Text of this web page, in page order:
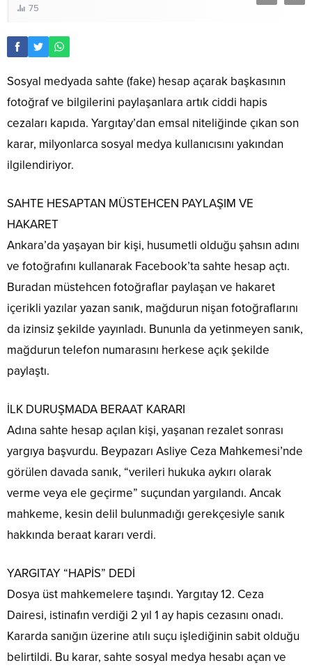
75
Sosyal medyada sahte (fake) hesap açarak başkasının
fotoğraf ve bilgilerini paylaşanlara artık ciddi hapis
cezaları kapıda. Yargıtay’dan emsal niteliğinde çıkan son
karar, milyonlarca sosyal medya kullanıcısını yakından
ilgilendiriyor.
SAHTE HESAPTAN MÜSTEHCEN PAYLAŞIM VE
HAKARET
Ankara’da yaşayan bir kişi, husumetli olduğu şahsın adını
ve fotoğrafını kullanarak Facebook’ta sahte hesap açtı.
Buradan müstehcen fotoğraflar paylaşan ve hakaret
içerikli yazılar yazan sanık, mağdurun nişan fotoğraflarını
da izinsiz şekilde yayınladı. Bununla da yetinmeyen sanık,
mağdurun telefon numarasını herkese açık şekilde
paylaştı.
İLK DURUŞMADA BERAAT KARARI
Adına sahte hesap açılan kişi, yaşanan rezalet sonrası
yargıya başvurdu. Beypazarı Asliye Ceza Mahkemesi’nde
görülen davada sanık, “verileri hukuka aykırı olarak
verme veya ele geçirme” suçundan yargılandı. Ancak
mahkeme, kesin delil bulunmadığı gerekçesiyle sanık
hakkında beraat kararı verdi.
YARGITAY “HAPİS” DEDİ
Dosya üst mahkemelere taşındı. Yargıtay 12. Ceza
Dairesi, istinafın verdiği 2 yıl 1 ay hapis cezasını onadı.
Kararda sanığın üzerine atılı suçu işlediğinin sabit olduğu
belirtildi. Bu karar, sahte sosyal medya hesabı açan ve